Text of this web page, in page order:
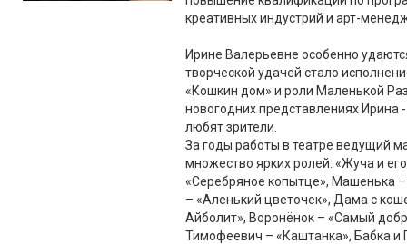
креативных индустрий и арт-
Ирине Валерьевне особенно
творческой удачей стало
«Кошкин дом» и роли Маленькой
новогодних представлениях Ирина
любят зрители.
За годы работы в театре ведущий
множество ярких ролей: «Жуча и
«Серебряное копытце», Машенька
– «Аленький цветочек», Дама с
Айболит», Воронёнок – «Самый
Тимофеевич – «Каштанка», Бабка и